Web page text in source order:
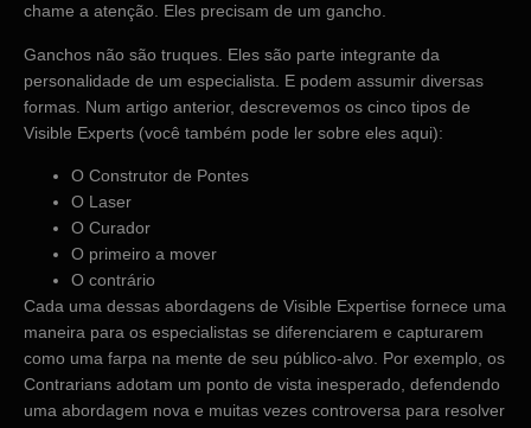
chame a atenção. Eles precisam de um gancho.
Ganchos não são truques. Eles são parte integrante da
personalidade de um especialista. E podem assumir diversas
formas. Num artigo anterior, descrevemos os cinco tipos de
Visible Experts (você também pode ler sobre eles aqui):
O Construtor de Pontes
O Laser
O Curador
O primeiro a mover
O contrário
Cada uma dessas abordagens de Visible Expertise fornece uma
maneira para os especialistas se diferenciarem e capturarem
como uma farpa na mente de seu público-alvo. Por exemplo, os
Contrarians adotam um ponto de vista inesperado, defendendo
uma abordagem nova e muitas vezes controversa para resolver